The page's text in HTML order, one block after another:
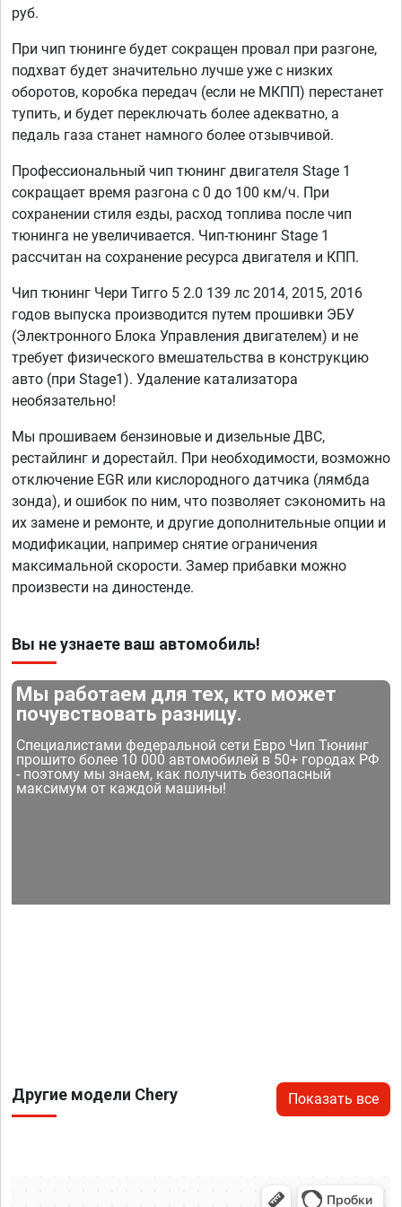
руб.
При чип тюнинге будет сокращен провал при разгоне,
подхват будет значительно лучше уже с низких
оборотов, коробка передач (если не МКПП) перестанет
тупить, и будет переключать более адекватно, а
педаль газа станет намного более отзывчивой.
Профессиональный чип тюнинг двигателя Stage 1
сокращает время разгона с 0 до 100 км/ч. При
сохранении стиля езды, расход топлива после чип
тюнинга не увеличивается. Чип-тюнинг Stage 1
рассчитан на сохранение ресурса двигателя и КПП.
Чип тюнинг Чери Тигго 5 2.0 139 лс 2014, 2015, 2016
годов выпуска производится путем прошивки ЭБУ
(Электронного Блока Управления двигателем) и не
требует физического вмешательства в конструкцию
авто (при Stage1). Удаление катализатора
необязательно!
Мы прошиваем бензиновые и дизельные ДВС,
рестайлинг и дорестайл. При необходимости, возможно
отключение EGR или кислородного датчика (лямбда
зонда), и ошибок по ним, что позволяет сэкономить на
их замене и ремонте, и другие дополнительные опции и
модификации, например снятие ограничения
максимальной скорости. Замер прибавки можно
произвести на диностенде.
Вы не узнаете ваш автомобиль!
Мы работаем для тех, кто может
почувствовать разницу.
Специалистами федеральной сети Евро Чип Тюнинг
прошито более 10 000 автомобилей в 50+ городах РФ
- поэтому мы знаем, как получить безопасный
максимум от каждой машины!
Другие модели Chery Показать все